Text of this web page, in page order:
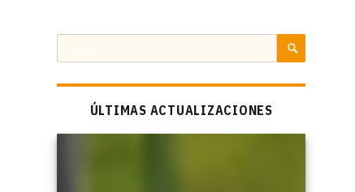
por:
ÚLTIMAS ACTUALIZACIONES